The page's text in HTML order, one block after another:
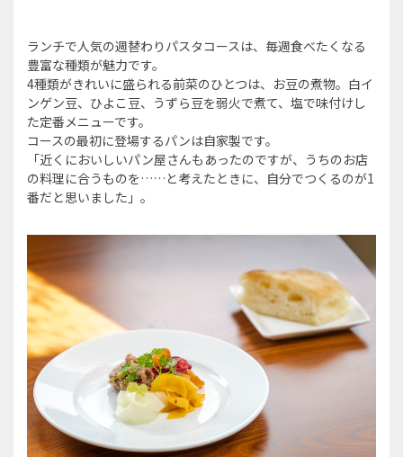
ランチで人気の週替わりパスタコースは、毎週食べたくなる
豊富な種類が魅力です。
4種類がきれいに盛られる前菜のひとつは、お豆の煮物。白イ
ンゲン豆、ひよこ豆、うずら豆を弱火で煮て、塩で味付けし
た定番メニューです。
コースの最初に登場するパンは自家製です。
「近くにおいしいパン屋さんもあったのですが、うちのお店
の料理に合うものを……と考えたときに、自分でつくるのが1
番だと思いました」。